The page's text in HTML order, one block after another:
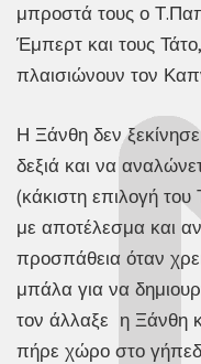
μπροστά τους ο
Έμπερτ και τους
πλαισιώνουν τον
Η Ξάνθη δεν
δεξιά και να
(κάκιστη επιλογή του
με αποτέλεσμα και
προσπάθεια όταν
μπάλα για να
τον άλλαξε η Ξάνθη
πήρε χώρο στο